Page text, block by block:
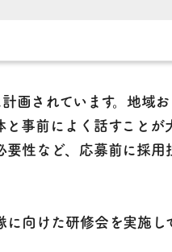
画されています。地域
事前によく話すこと
性など、応募前に採
向けた研修会を実施